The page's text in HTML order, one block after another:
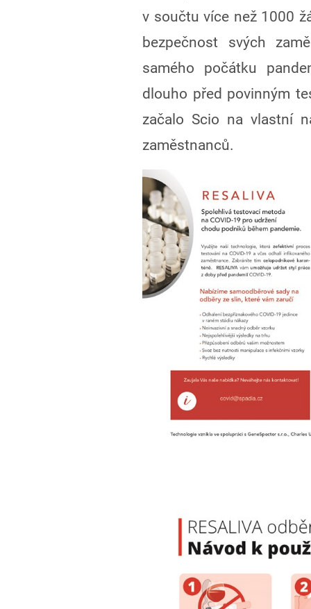
v součtu více než 1000
bezpečnost svých
samého počátku
dlouho před povinným
začalo Scio na vlastní
zaměstnanců.